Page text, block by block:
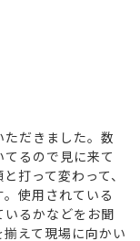
だきました。数
るので見に来て
打って変わって、
使用されている
るかなどをお聞
えて現場に向かい